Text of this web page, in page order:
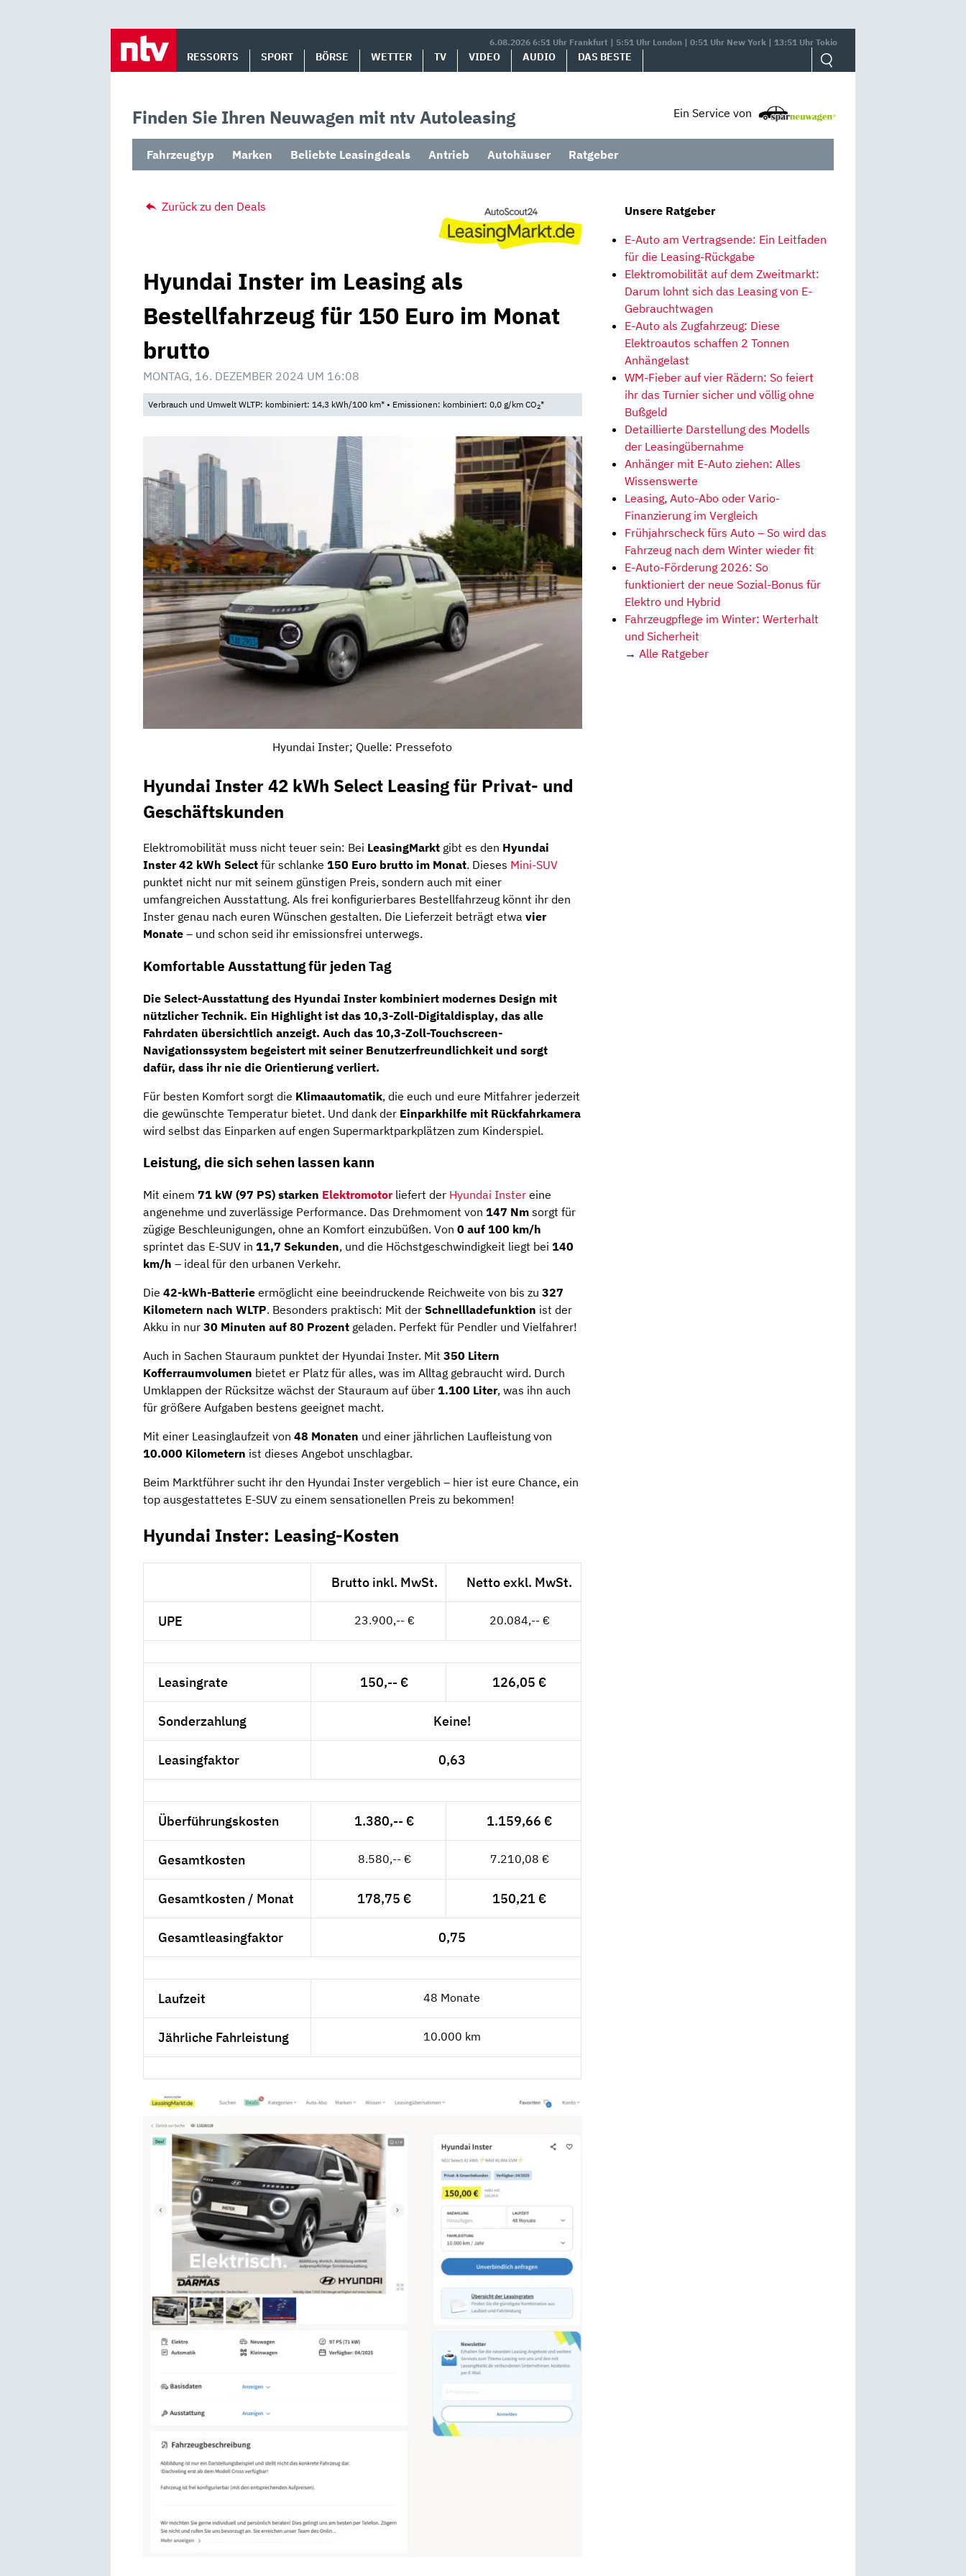
6.08.2026 6:51 Uhr Frankfurt | 5:51 Uhr London | 0:51 Uhr New York | 13:51 Uhr Tokio
RESSORTS SPORT BÖRSE WETTER TV VIDEO AUDIO DAS BESTE
Finden Sie Ihren Neuwagen mit ntv Autoleasing Ein Service von
Fahrzeugtyp Marken Beliebte Leasingdeals Antrieb Autohäuser Ratgeber
Zurück zu den Deals
Hyundai Inster im Leasing als
Bestellfahrzeug für 150 Euro im Monat
brutto
MONTAG, 16. DEZEMBER 2024 UM 16:08
Verbrauch und Umwelt WLTP: kombiniert: 14,3 kWh/100 km* • Emissionen: kombiniert: 0,0 g/km CO2*
Hyundai Inster; Quelle: Pressefoto
Hyundai Inster 42 kWh Select Leasing für Privat- und
Geschäftskunden
Elektromobilität muss nicht teuer sein: Bei LeasingMarkt gibt es den Hyundai
Inster 42 kWh Select für schlanke 150 Euro brutto im Monat. Dieses Mini-SUV
punktet nicht nur mit seinem günstigen Preis, sondern auch mit einer
umfangreichen Ausstattung. Als frei konfigurierbares Bestellfahrzeug könnt ihr den
Inster genau nach euren Wünschen gestalten. Die Lieferzeit beträgt etwa vier
Monate – und schon seid ihr emissionsfrei unterwegs.
Komfortable Ausstattung für jeden Tag
Die Select-Ausstattung des Hyundai Inster kombiniert modernes Design mit
nützlicher Technik. Ein Highlight ist das 10,3-Zoll-Digitaldisplay, das alle
Fahrdaten übersichtlich anzeigt. Auch das 10,3-Zoll-Touchscreen-
Navigationssystem begeistert mit seiner Benutzerfreundlichkeit und sorgt
dafür, dass ihr nie die Orientierung verliert.
Für besten Komfort sorgt die Klimaautomatik, die euch und eure Mitfahrer jederzeit
die gewünschte Temperatur bietet. Und dank der Einparkhilfe mit Rückfahrkamera
wird selbst das Einparken auf engen Supermarktparkplätzen zum Kinderspiel.
Leistung, die sich sehen lassen kann
Mit einem 71 kW (97 PS) starken Elektromotorliefert der Hyundai Inster eine
angenehme und zuverlässige Performance. Das Drehmoment von 147 Nm sorgt für
zügige Beschleunigungen, ohne an Komfort einzubüßen. Von 0 auf 100 km/h
sprintet das E-SUV in 11,7 Sekunden, und die Höchstgeschwindigkeit liegt bei 140
km/h – ideal für den urbanen Verkehr.
Die 42-kWh-Batterie ermöglicht eine beeindruckende Reichweite von bis zu 327
Kilometern nach WLTP. Besonders praktisch: Mit der Schnellladefunktion ist der
Akku in nur 30 Minuten auf 80 Prozent geladen. Perfekt für Pendler und Vielfahrer!
Auch in Sachen Stauraum punktet der Hyundai Inster. Mit 350 Litern
Kofferraumvolumen bietet er Platz für alles, was im Alltag gebraucht wird. Durch
Umklappen der Rücksitze wächst der Stauraum auf über 1.100 Liter, was ihn auch
für größere Aufgaben bestens geeignet macht.
Mit einer Leasinglaufzeit von 48 Monaten und einer jährlichen Laufleistung von
10.000 Kilometern ist dieses Angebot unschlagbar.
Beim Marktführer sucht ihr den Hyundai Inster vergeblich – hier ist eure Chance, ein
top ausgestattetes E-SUV zu einem sensationellen Preis zu bekommen!
Hyundai Inster: Leasing-Kosten
Brutto inkl. MwSt. Netto exkl. MwSt.
UPE 23.900,-- € 20.084,-- €
Leasingrate 150,-- € 126,05 €
Sonderzahlung Keine!
Leasingfaktor 0,63
Überführungskosten 1.380,-- € 1.159,66 €
Gesamtkosten 8.580,-- € 7.210,08 €
Gesamtkosten / Monat 178,75 € 150,21 €
Gesamtleasingfaktor 0,75
Laufzeit 48 Monate
Jährliche Fahrleistung 10.000 km
Unsere Ratgeber
E-Auto am Vertragsende: Ein Leitfaden
für die Leasing-Rückgabe
Elektromobilität auf dem Zweitmarkt:
Darum lohnt sich das Leasing von E-
Gebrauchtwagen
E-Auto als Zugfahrzeug: Diese
Elektroautos schaffen 2 Tonnen
Anhängelast
WM-Fieber auf vier Rädern: So feiert
ihr das Turnier sicher und völlig ohne
Bußgeld
Detaillierte Darstellung des Modells
der Leasingübernahme
Anhänger mit E-Auto ziehen: Alles
Wissenswerte
Leasing, Auto-Abo oder Vario-
Finanzierung im Vergleich
Frühjahrscheck fürs Auto – So wird das
Fahrzeug nach dem Winter wieder fit
E-Auto-Förderung 2026: So
funktioniert der neue Sozial-Bonus für
Elektro und Hybrid
Fahrzeugpflege im Winter: Werterhalt
und Sicherheit
→ Alle Ratgeber